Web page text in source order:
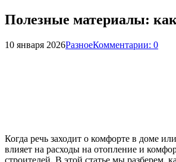
Полезные материалы:
10 января 2026РазноеКомментарии: 0
Когда речь заходит о комфорте в доме
влияет на расходы на отопление и
строителей. В этой статье мы разберем,